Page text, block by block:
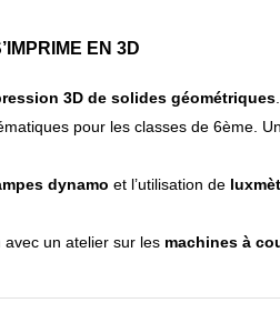
EN 3D
3D de solides géométriques
pour les classes de 6ème.
dynamo et l’utilisation de
avec un atelier sur les machines à